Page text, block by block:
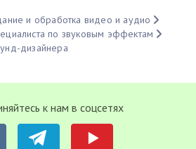
и обработка видео и аудио
по звуковым эффектам
дизайнера
к нам в соцсетях